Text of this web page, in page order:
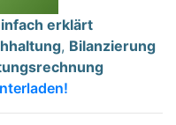
erklärt
, Bilanzierung